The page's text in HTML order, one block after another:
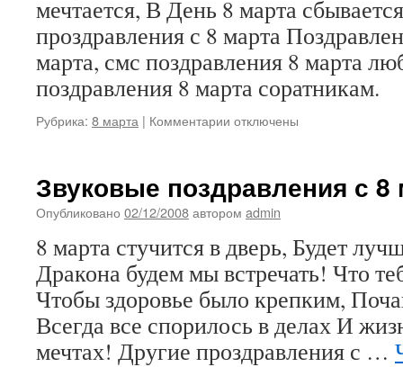
мечтается, В День 8 марта
проздравления с 8 марта
марта, смс поздравления 8 марта
поздравления 8 марта соратникам.
Рубрика: 8 марта | Комментарии к
с
8
отключены
Звуковые поздравления с 8
Опубликовано 02/12/2008автором admin
8 марта стучится в дверь, Будет
Дракона будем мы встречать! Что
Чтобы здоровье было крепким,
Всегда все спорилось в делах И
мечтах! Другие проздравления с …